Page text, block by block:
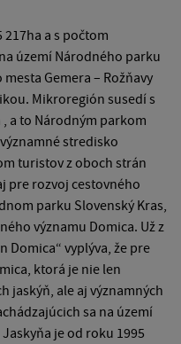
a s počtom
území Národného parku
Gemera – Rožňavy
Mikroregión susedí s
a to Národným parkom
stredisko
turistov z oboch strán
pre rozvoj cestovného
parku Slovenský Kras,
významu Domica. Už z
Domica“ vyplýva, že pre
ktorá je nie len
jaskýň, ale aj významných
sa na území
je od roku 1995